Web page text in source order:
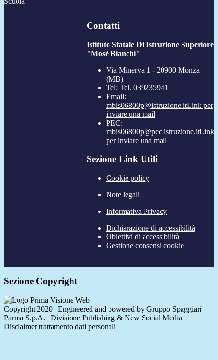
Contatti
Istituto Statale Di Istruzione Superiore
"Mosè Bianchi"
Via Minerva 1 - 20900 Monza
(MB)
Tel: Tel. 039235941
Email:
mbis06800p@istruzione.itLink per
inviare una mail
PEC:
mbis06800p@pec.istruzione.itLink
per inviare una mail
Sezione Link Utili
Cookie policy
Note legali
Informativa Privacy
Dichiarazione di accessibilità
Obiettivi di accessibilità
Gestione consensi cookie
Sezione Copyright
Copyright 2020 | Engineered and powered by Gruppo Spaggiari
Parma S.p.A. | Divisione Publishing & New Social Media
Disclaimer trattamento dati personali